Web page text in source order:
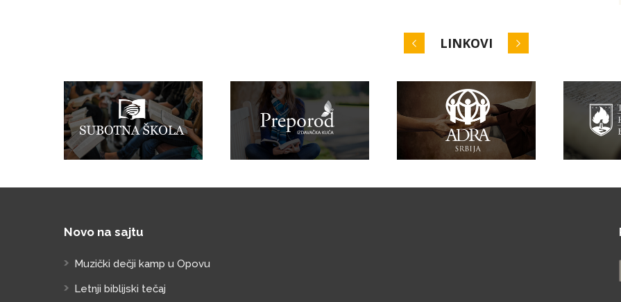
LINKOVI
Novo na sajtu
Muzički dečji kamp u Opovu
Letnji biblijski tečaj